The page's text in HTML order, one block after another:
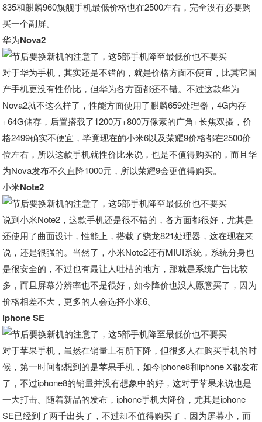
835和麒麟960旗舰手机最低价格也在2500左右，完全没有必要购
买一个副屏。
华为Nova2
对于华为手机，其实还是不错的，就是价格方面不便宜，比其它国
产手机更没有性价比，但华为各方面都还不错。不过这款华为
Nova2就不这么样了，性能方面使用了麒麟659处理器，4G内存
+64G储存，后置搭载了1200万+800万像素的广角+长焦双摄，价
格2499确实不便宜，毕竟现在的小米6以及荣耀9价格都在2500价
位左右，所以这款手机就性价比来说，也是不值得购买的，而且华
为Nova发布不久直降1000元，所以荣耀9会更值得购买。
小米Note2
说到小米Note2，这款手机还是很不错的，各方面都很好，尤其是
还使用了曲面设计，性能上，搭载了骁龙821处理器，这在现在来
说，还是很强的。当然了，小米Note2还有MIUI系统，系统分身也
是很安全的，不过也有最让人吐槽的地方，那就是系统广告比较
多，而且屏幕分辨率也不是很好，如今降价也没人愿意买了，因为
价格相差不大，更多的人会选择小米6。
iphone SE
对于苹果手机，虽然在销量上有所下降，但很多人在购买手机的时
候，第一时间都想到的是苹果手机，如今iphone8和iphone X都发布
了，不过iphone8的销量并没有想象中的好，这对于苹果来说也是
一大打击。随着新品的发布，iphone手机大降价，尤其是iphone
SE已经到了两千出头了，不过却不值得购买了，因为屏幕小，而